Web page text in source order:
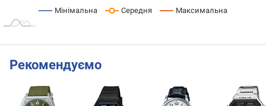
Мінімальна Середня Максимальна
Рекомендуємо